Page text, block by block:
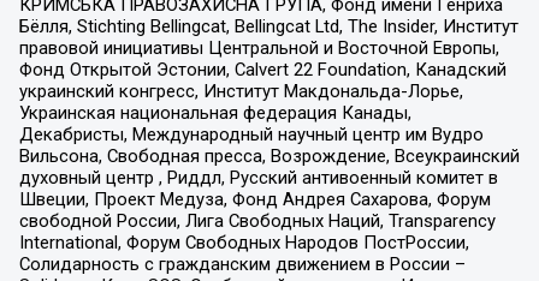
КРИМСЬКА ПРАВОЗАХИСНА ГРУПА, Фонд имени Генриха
Бёлля, Stichting Bellingcat, Bellingcat Ltd, The Insider, Институт
правовой инициативы Центральной и Восточной Европы,
Фонд Открытой Эстонии, Calvert 22 Foundation, Канадский
украинский конгресс, Институт Макдональда-Лорье,
Украинская национальная федерация Канады,
Декабристы, Международный научный центр им Вудро
Вильсона, Свободная пресса, Возрождение, Всеукраинский
духовный центр , Риддл, Русский антивоенный комитет в
Швеции, Проект Медуза, Фонд Андрея Сахарова, Форум
свободной России, Лига Свободных Наций, Transparеncy
International, Форум Свободных Народов ПостРоссии,
Солидарность с гражданским движением в России –